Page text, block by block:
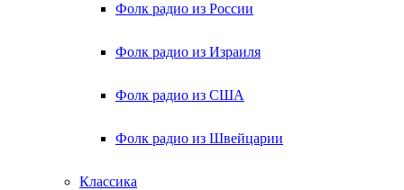
Фолк радио из России
Фолк радио из Израиля
Фолк радио из США
Фолк радио из Швейцарии
Классика